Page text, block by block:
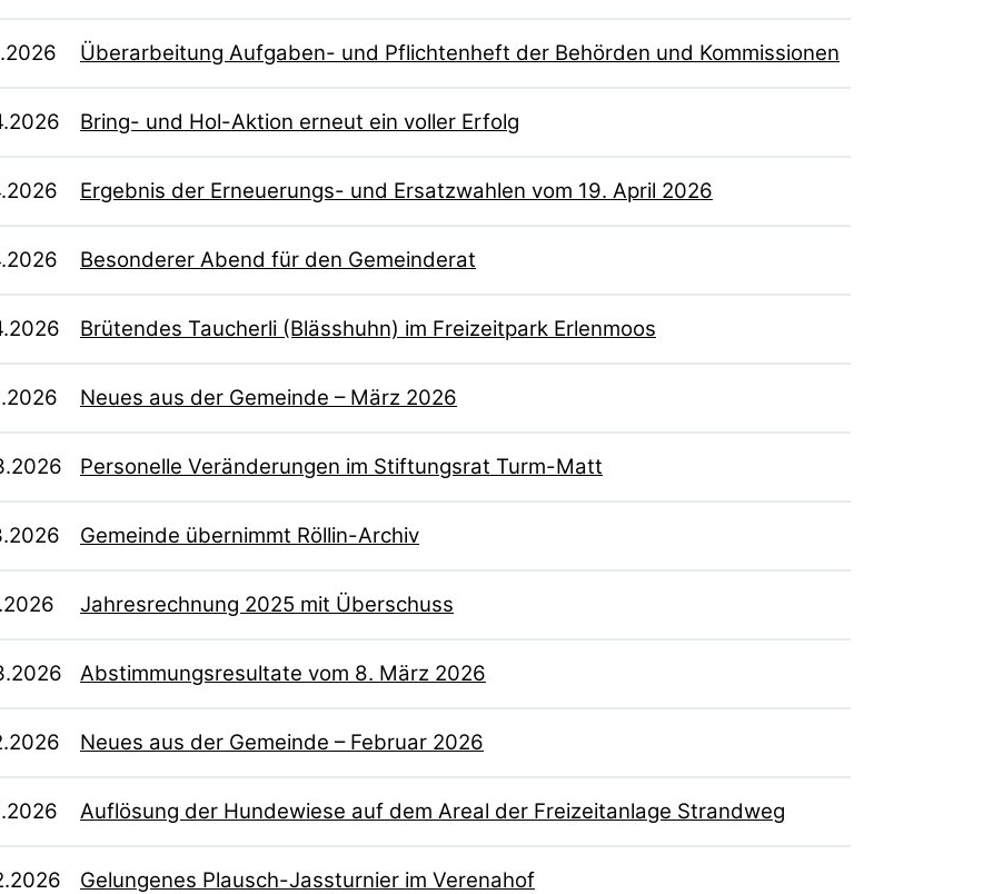
Überarbeitung Aufgaben- und Pflichtenheft der Behörden und Kommissionen
Bring- und Hol-Aktion erneut ein voller Erfolg
Ergebnis der Erneuerungs- und Ersatzwahlen vom 19. April 2026
Besonderer Abend für den Gemeinderat
Brütendes Taucherli (Blässhuhn) im Freizeitpark Erlenmoos
Neues aus der Gemeinde – März 2026
Personelle Veränderungen im Stiftungsrat Turm-Matt
Gemeinde übernimmt Röllin-Archiv
Jahresrechnung 2025 mit Überschuss
Abstimmungsresultate vom 8. März 2026
Neues aus der Gemeinde – Februar 2026
Auflösung der Hundewiese auf dem Areal der Freizeitanlage Strandweg
Gelungenes Plausch-Jassturnier im Verenahof